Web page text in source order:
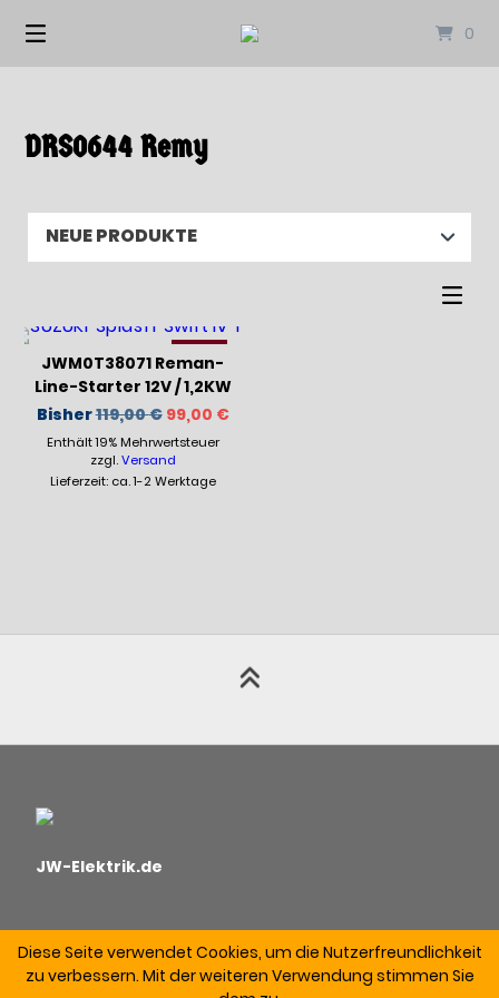
0
DRS0644 Remy
-17%
JWM0T38071 Reman-
Line-Starter 12V / 1,2KW
Bisher119,00€ Ursprünglicher
Preis
war:
119,00 €
99,00 €Aktueller
Enthält 19% Mehrwertsteuer
zzgl.Versand
Lieferzeit: ca. 1-2 Werktage
JW-Elektrik.de
Diese Seite verwendet Cookies, um die Nutzerfreundlichkeit
zu verbessern. Mit der weiteren Verwendung stimmen Sie